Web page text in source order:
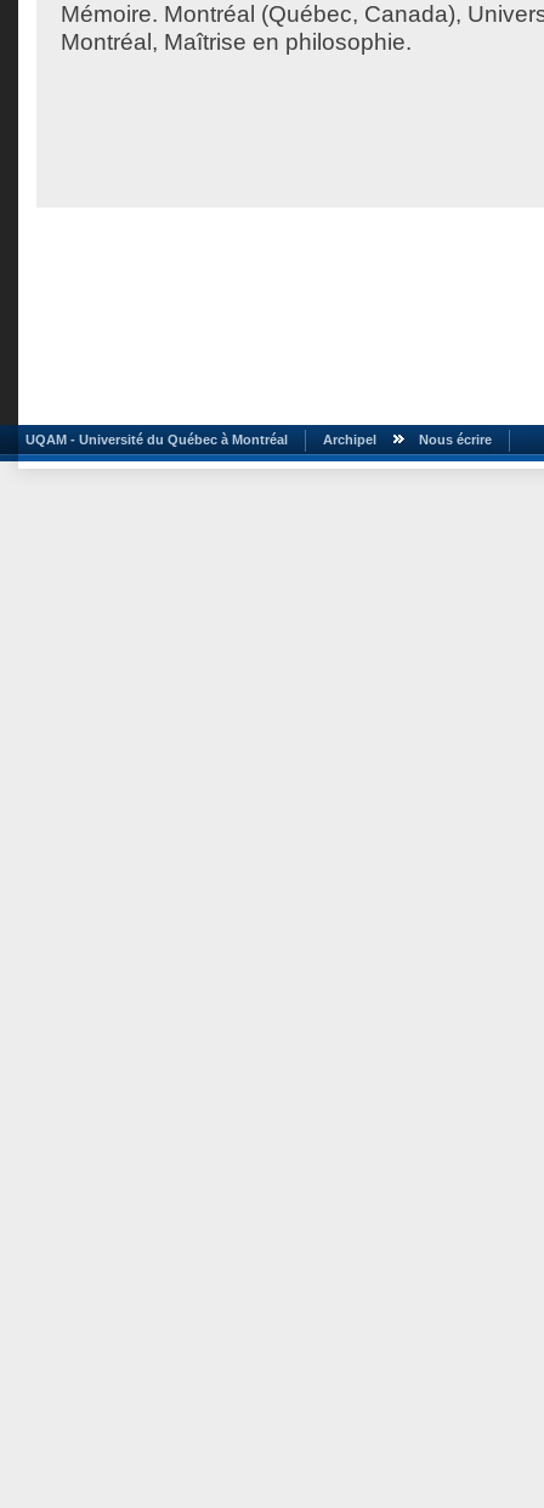
Mémoire. Montréal (Québec, Canada),
Montréal, Maîtrise en philosophie.
UQAM - Université du Québec à Montréal Archipel Nous écrire